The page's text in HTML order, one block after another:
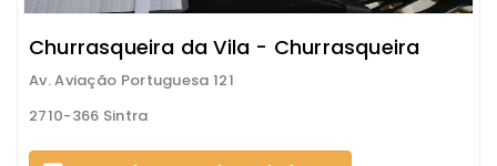
Churrasqueira da Vila - Churrasqueira
Av. Aviação Portuguesa 121
2710-366 Sintra